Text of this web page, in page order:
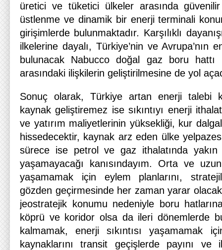
üretici ve tüketici ülkeler arasında
üstlenme ve dinamik bir enerji terminali
girişimlerde bulunmaktadır. Karşılıklı
ilkelerine dayalı, Türkiye’nin ve Avrupa’nın
bulunacak Nabucco doğal gaz boru
arasındaki ilişkilerin geliştirilmesine de yol
Sonuç olarak, Türkiye artan enerji talebi
kaynak geliştiremez ise sıkıntıyı enerji
ve yatırım maliyetlerinin yüksekliği, kur
hissedecektir, kaynak arz eden ülke
sürece ise petrol ve gaz ithalatında
yaşamayacağı kanısındayım. Orta ve
yaşamamak için eylem planlarını,
gözden geçirmesinde her zaman yarar
jeostratejik konumu nedeniyle boru
köprü ve koridor olsa da ileri dönemlerde
kalmamak, enerji sıkıntısı yaşamamak
kaynaklarını transit geçişlerde payını ve